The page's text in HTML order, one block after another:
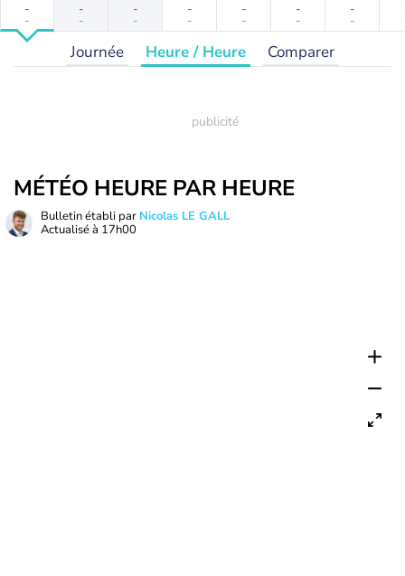
-
-
-
-
-
-
-
-
-
-
-
-
-
-
Journée Heure / Heure Comparer
MÉTÉO HEURE PAR HEURE
Bulletin établi par Nicolas LE GALL
Actualisé à 17h00